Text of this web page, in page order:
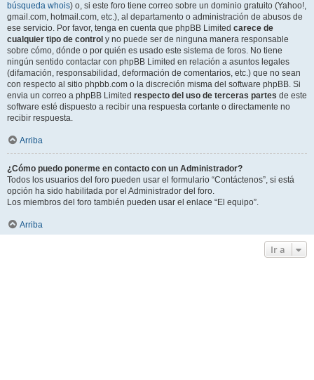
búsqueda whois) o, si este foro tiene correo sobre un dominio gratuito (Yahoo!,
gmail.com, hotmail.com, etc.), al departamento o administración de abusos de
ese servicio. Por favor, tenga en cuenta que phpBB Limited carece de
cualquier tipo de control y no puede ser de ninguna manera responsable
sobre cómo, dónde o por quién es usado este sistema de foros. No tiene
ningún sentido contactar con phpBB Limited en relación a asuntos legales
(difamación, responsabilidad, deformación de comentarios, etc.) que no sean
con respecto al sitio phpbb.com o la discreción misma del software phpBB. Si
envia un correo a phpBB Limited respecto del uso de terceras partes de este
software esté dispuesto a recibir una respuesta cortante o directamente no
recibir respuesta.
Arriba
¿Cómo puedo ponerme en contacto con un Administrador?
Todos los usuarios del foro pueden usar el formulario “Contáctenos”, si está
opción ha sido habilitada por el Administrador del foro.
Los miembros del foro también pueden usar el enlace “El equipo”.
Arriba
Ir a